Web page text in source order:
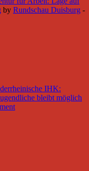
by Rundschau Duisburg -
IHK:
bleibt möglich